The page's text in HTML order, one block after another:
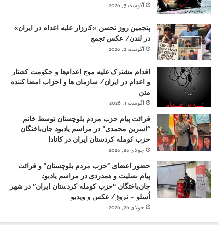
آگوست 3, 2026
پنجمین روز تحصن «کارزار علیه اعدام در ایران»
در لندن/ عکس تجمع
آگوست 2, 2026
اقدام مشترک علیه موج اعدام‌ها و حکومت کشتار
و اعدام در ایران/ سازمان ها و احزاب امضا کننده
متن
آگوست 1, 2026
قرائت پیام حزب مردم بلوچستان توسط خانم
“اسرین محمدی” در مراسم یادبود جان‌باختگان
حزب کومله کردستان ایران در کانادا
جولای 26, 2026
حضور اعضای “حزب مردم بلوچستان” و قرائت
پیام تسلیت و همدردی در مراسم یادبود
جان‌باختگان “حزب کومله کردستان ایران” در شهر
اُسلو – نروژ/ عکس و ویدیو
جولای 26, 2026